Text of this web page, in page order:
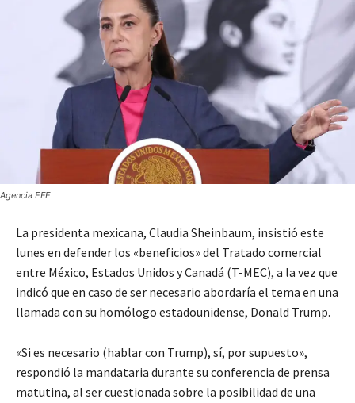
Agencia EFE
La presidenta mexicana, Claudia Sheinbaum, insistió este
lunes en defender los «beneficios» del Tratado comercial
entre México, Estados Unidos y Canadá (T-MEC), a la vez que
indicó que en caso de ser necesario abordaría el tema en una
llamada con su homólogo estadounidense, Donald Trump.
«Si es necesario (hablar con Trump), sí, por supuesto»,
respondió la mandataria durante su conferencia de prensa
matutina, al ser cuestionada sobre la posibilidad de una